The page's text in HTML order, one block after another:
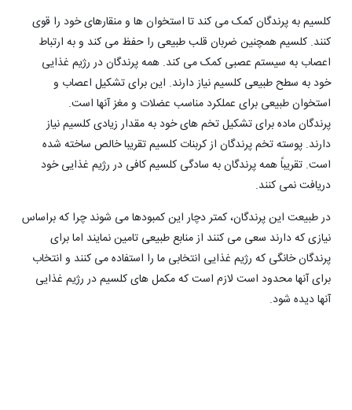
کلسیم به پرندگان کمک می کند تا استخوان ها و منقارهای خود را قوی
کنند. کلسیم همچنین ضربان قلب طبیعی را حفظ می کند و به ارتباط
اعصاب به سیستم عصبی کمک می کند. همه پرندگان در رژیم غذایی
خود به سطح طبیعی کلسیم نیاز دارند. این برای تشکیل اعصاب و
استخوان طبیعی برای عملکرد مناسب عضلات و مغز آنها است.
پرندگان ماده برای تشکیل تخم های خود به مقدار زیادی کلسیم نیاز
دارند. پوسته تخم پرندگان از کربنات کلسیم تقریبا خالص ساخته شده
است. تقریباً همه پرندگان به سادگی کلسیم کافی در رژیم غذایی خود
دریافت نمی کنند.
در طبیعت این پرندگان، کمتر دچار این کمبودها می شوند چرا که براساس
نیازی که دارند سعی می کنند از منابع طبیعی تامین نمایند اما برای
پرندگان خانگی که رژیم غذایی انتخابی ما را استفاده می کنند و انتخاب
برای آنها محدود است لازم است که مکمل های کلسیم در رژیم غذایی
آنها دیده شود.